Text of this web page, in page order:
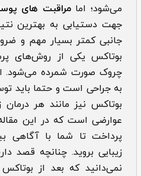
می‌شود؛ اما مراقبت های
جهت دستیابی به بهترین
جانبی کمتر بسیار مهم و
بوتاکس یکی از روش‌های
چروک صورت شمرده می‌شود.
به جراحی است و حتما باید
بوتاکس نیز مانند هر درمان
عوارضی است که در این
پرداخت تا شما با آگاهی
زیبایی بروید. چنانچه قصد
نمی‌دانید که بعد از